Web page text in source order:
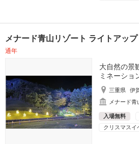
メナード青山リゾート ライトアップ
通年
大自然の景
ミネーショ
三重県
伊
メナード青
入場無料
クリスマスイ